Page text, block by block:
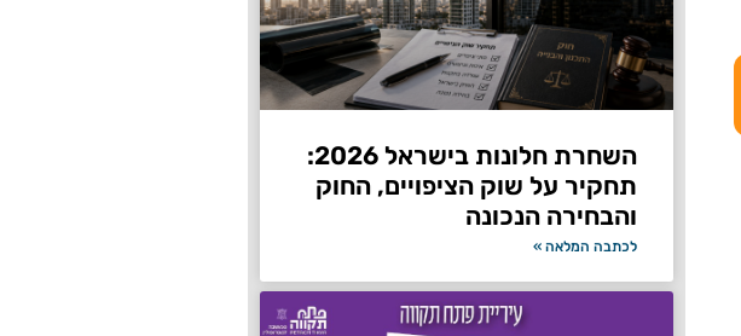
השחרת חלונות בישראל 2026:
תחקיר על שוק הציפויים, החוק
והבחירה הנכונה
לכתבה המלאה »